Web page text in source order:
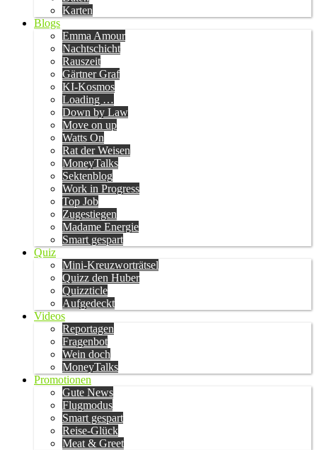
Karten
Blogs
Emma Amour
Nachtschicht
Rauszeit
Gärtner Graf
KI-Kosmos
Loading …
Down by Law
Move on up
Watts On
Rat der Weisen
MoneyTalks
Sektenblog
Work in Progress
Top Job
Zugestiegen
Madame Energie
Smart gespart
Quiz
Mini-Kreuzworträtsel
Quizz den Huber
Quizzticle
Aufgedeckt
Videos
Reportagen
Fragenbot
Wein doch
MoneyTalks
Promotionen
Gute News
Flugmodus
Smart gespart
Reise-Glück
Meat & Greet